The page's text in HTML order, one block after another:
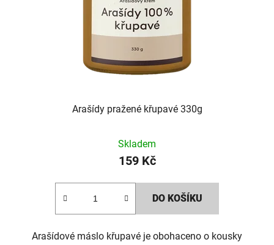
Arašídy pražené křupavé 330g
Skladem
159 Kč
DO KOŠÍKU
Arašídové máslo křupavé je obohaceno o kousky